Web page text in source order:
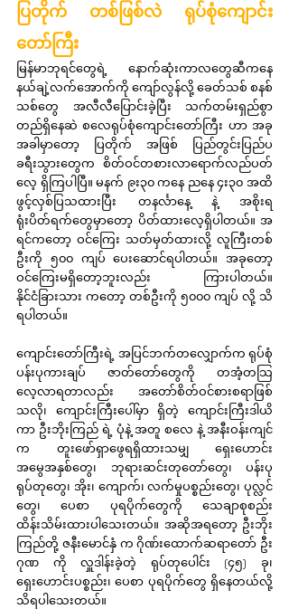
ပြတိုက် တစ်ဖြစ်လဲ ရုပ်စုံကျောင်း
တော်ကြီး
မြန်မာဘုရင်တွေရဲ့ နောက်ဆုံးကာလတွေဆီကနေ
နယ်ချဲ့လက်အောက်ကို ကျော်လွန်လို့ ခေတ်သစ် စနစ်
သစ်တွေ အလီလီပြောင်းခဲ့ပြီး သက်တမ်းရှည်စွာ
တည်ရှိနေဆဲ စလေရုပ်စုံကျောင်းတော်ကြီး ဟာ အခု
အခါမှာတော့ ပြတိုက် အဖြစ် ပြည်တွင်းပြည်ပ
ခရီးသွားတွေက စိတ်ဝင်တစားလာရောက်လည်ပတ်
လေ့ ရှိကြပါပြီ။ မနက် ၉း၃၀ ကနေ ညနေ ၄း၃၀ အထိ
ဖွင့်လှစ်ပြသထားပြီး တနင်္လာနေ့ နဲ့ အစိုးရ
ရုံးပိတ်ရက်တွေမှာတော့ ပိတ်ထားလေ့ရှိပါတယ်။ အ
ရင်ကတော့ ဝင်ကြေး သတ်မှတ်ထားလို့ လူကြီးတစ်
ဦးကို ၅၀၀ ကျပ် ပေးဆောင်ရပါတယ်။ အခုတော့
ဝင်ကြေးမရှိတော့ဘူးလည်း ကြားပါတယ်။
နိုင်ငံခြားသား ကတော့ တစ်ဦးကို ၅၀၀၀ ကျပ် လို့ သိ
ရပါတယ်။
ကျောင်းတော်ကြီးရဲ့ အပြင်ဘက်တလျှောက်က ရုပ်စုံ
ပန်းပုကားချပ် ဇာတ်တော်တွေကို တအံ့တသြ
လေ့လာရတာလည်း အတော်စိတ်ဝင်စားစရာဖြစ်
သလို၊ ကျောင်းကြီးပေါ်မှာ ရှိတဲ့ ကျောင်းကြီးဒါယိ
ကာ ဦးဘိုးကြည် ရဲ့ ပုံနဲ့ အတူ စလေ နဲ့ အနီးဝန်းကျင်
က တူးဖော်ရှာဖွေရရှိထားသမျှ ရှေးဟောင်း
အမွေအနှစ်တွေ၊ ဘုရားဆင်းတုတော်တွေ၊ ပန်းပု
ရုပ်တုတွေ၊ အိုး၊ ကျောက်၊ လက်မှုပစ္စည်းတွေ၊ ပုလ္လင်
တွေ၊ ပေစာ ပုရပိုက်တွေကို သေချာစုစည်း
ထိန်းသိမ်းထားပါသေးတယ်။ အဆိုအရတော့ ဦးဘိုး
ကြည်တို့ ဇနီးမောင်နှံ က ဂိုဏ်းထောက်ဆရာတော် ဦး
ဂုဏ ကို လှူဒါန်းခဲ့တဲ့ ရုပ်တုပေါင်း (၄၅) ခု၊
ရှေးဟောင်းပစ္စည်း၊ ပေစာ ပုရပိုက်တွေ ရှိနေတယ်လို့
သိရပါသေးတယ်။